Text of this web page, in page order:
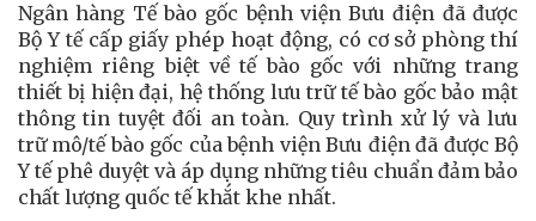
Ngân hàng Tế bào gốc bệnh viện Bưu điện đã được
Bộ Y tế cấp giấy phép hoạt động, có cơ sở phòng thí
nghiệm riêng biệt về tế bào gốc với những trang
thiết bị hiện đại, hệ thống lưu trữ tế bào gốc bảo mật
thông tin tuyệt đối an toàn. Quy trình xử lý và lưu
trữ mô/tế bào gốc của bệnh viện Bưu điện đã được Bộ
Y tế phê duyệt và áp dụng những tiêu chuẩn đảm bảo
chất lượng quốc tế khắt khe nhất.